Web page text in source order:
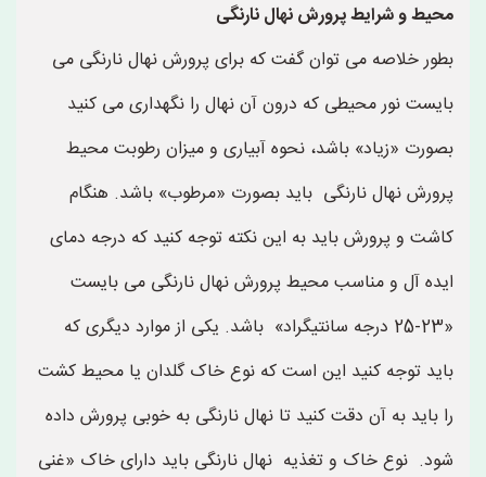
محیط و شرایط پرورش نهال نارنگی
بطور خلاصه می توان گفت که برای پرورش نهال نارنگی می
بایست نور محیطی که درون آن نهال را نگهداری می کنید
بصورت «زیاد» باشد، نحوه آبیاری و میزان رطوبت محیط
پرورش نهال نارنگی باید بصورت «مرطوب» باشد. هنگام
کاشت و پرورش باید به این نکته توجه کنید که درجه دمای
ایده آل و مناسب محیط پرورش نهال نارنگی می بایست
«23-25 درجه سانتیگراد» باشد. یکی از موارد دیگری که
باید توجه کنید این است که نوع خاک گلدان یا محیط کشت
را باید به آن دقت کنید تا نهال نارنگی به خوبی پرورش داده
شود. نوع خاک و تغذیه نهال نارنگی باید دارای خاک «غنی